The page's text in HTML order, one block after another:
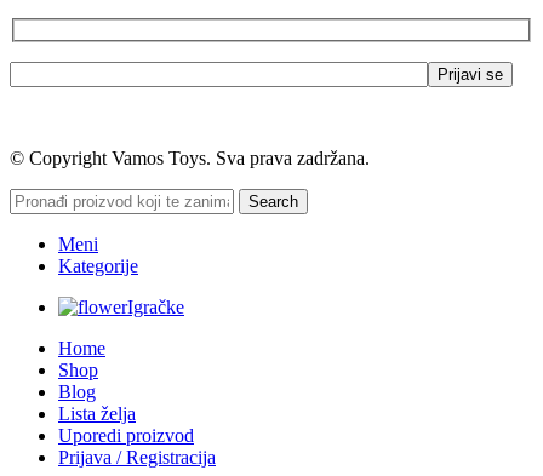
© Copyright Vamos Toys. Sva prava zadržana.
Search
Meni
Kategorije
Igračke
Home
Shop
Blog
Lista želja
Uporedi proizvod
Prijava / Registracija